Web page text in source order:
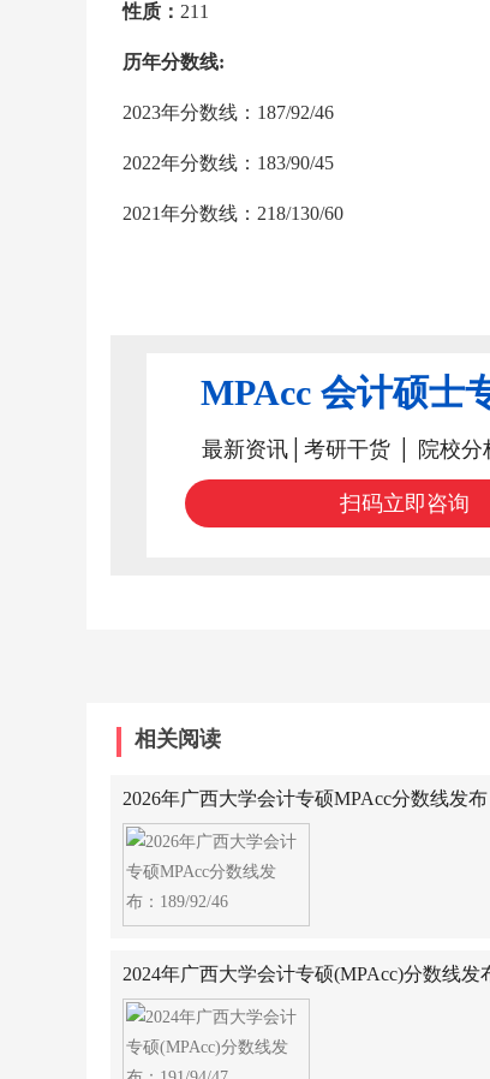
性质： 211
历年分数线:
2023年分数线：187/92/46
2022年分数线：183/90/45
2021年分数线：218/130/60
MPAcc 会计硕士
最新资讯│考研干货 │ 院校分
扫码立即咨询
相关阅读
2026年广西大学会计专硕MPAcc分数线发布
2024年广西大学会计专硕(MPAcc)分数线发